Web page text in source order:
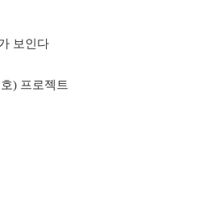
보인다
) 프로젝트